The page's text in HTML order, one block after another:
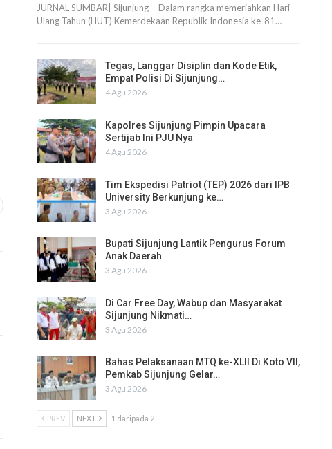
JURNAL SUMBAR| Sijunjung - Dalam rangka memeriahkan Hari
Ulang Tahun (HUT) Kemerdekaan Republik Indonesia ke-81…
Tegas, Langgar Disiplin dan Kode Etik,
Empat Polisi Di Sijunjung…
4 Agu 2026
Kapolres Sijunjung Pimpin Upacara
Sertijab Ini PJU Nya
4 Agu 2026
Tim Ekspedisi Patriot (TEP) 2026 dari IPB
University Berkunjung ke…
3 Agu 2026
Bupati Sijunjung Lantik Pengurus Forum
Anak Daerah
3 Agu 2026
Di Car Free Day, Wabup dan Masyarakat
Sijunjung Nikmati…
3 Agu 2026
Bahas Pelaksanaan MTQ ke-XLII Di Koto VII,
Pemkab Sijunjung Gelar…
3 Agu 2026
PREV NEXT 1 daripada 2